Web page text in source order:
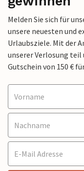
Melden Sie sich für
unsere neuesten und
Urlaubsziele. Mit der
unserer Verlosung teil
Gutschein von 150 €